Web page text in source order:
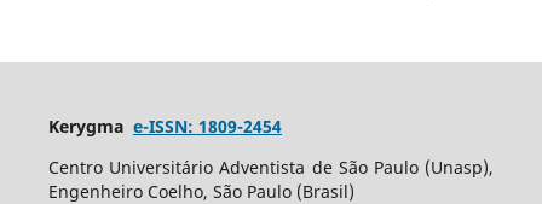
Kerygma e-ISSN: 1809-2454
Centro Universitário Adventista de São Paulo (Unasp),
Engenheiro Coelho, São Paulo (Brasil)